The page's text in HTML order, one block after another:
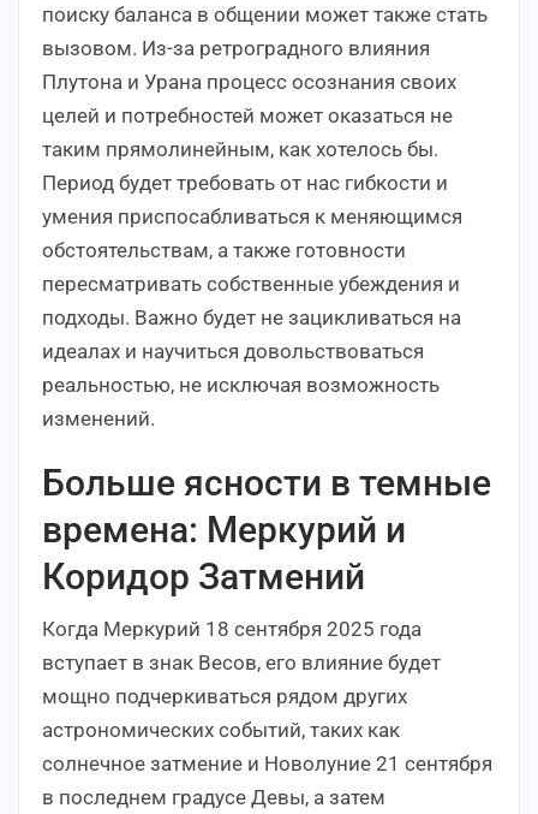
поиску баланса в общении может также стать
вызовом. Из-за ретроградного влияния
Плутона и Урана процесс осознания своих
целей и потребностей может оказаться не
таким прямолинейным, как хотелось бы.
Период будет требовать от нас гибкости и
умения приспосабливаться к меняющимся
обстоятельствам, а также готовности
пересматривать собственные убеждения и
подходы. Важно будет не зацикливаться на
идеалах и научиться довольствоваться
реальностью, не исключая возможность
изменений.
Больше ясности в темные
времена: Меркурий и
Коридор Затмений
Когда Меркурий 18 сентября 2025 года
вступает в знак Весов, его влияние будет
мощно подчеркиваться рядом других
астрономических событий, таких как
солнечное затмение и Новолуние 21 сентября
в последнем градусе Девы, а затем